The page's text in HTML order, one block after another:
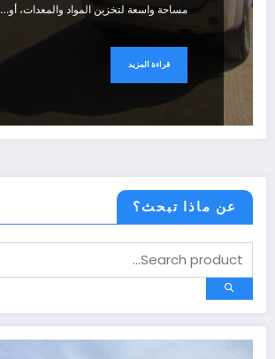
مساحة واسعة لتخزين المواد والمعدات، أو…
قراءة المزيد
عن ماذا تبحث؟